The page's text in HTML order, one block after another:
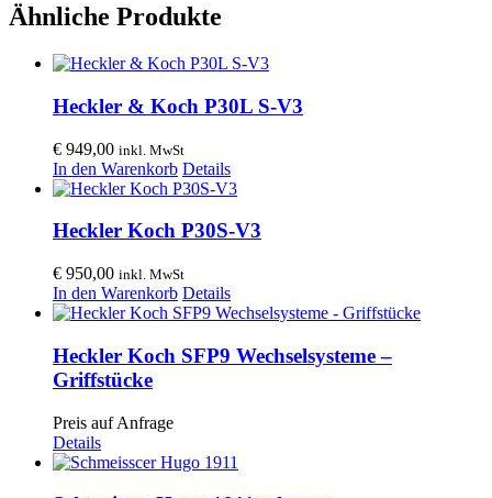
Ähnliche Produkte
Heckler & Koch P30L S-V3
€ 949,00 inkl. MwSt
In den Warenkorb Details
Heckler Koch P30S-V3
€ 950,00 inkl. MwSt
In den Warenkorb Details
Heckler Koch SFP9 Wechselsysteme –
Griffstücke
Preis auf Anfrage
Details